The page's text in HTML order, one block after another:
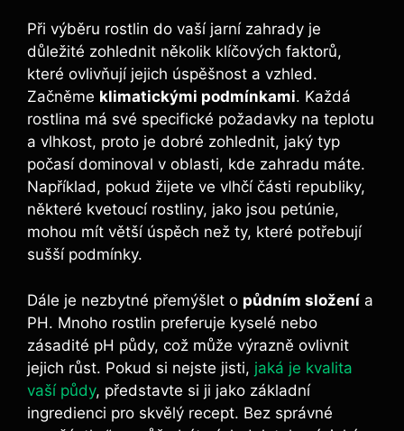
Při výběru rostlin do vaší jarní zahrady je
důležité zohlednit několik klíčových faktorů,
které ovlivňují jejich úspěšnost a vzhled.
Začněme klimatickými podmínkami. Každá
rostlina má své specifické požadavky na teplotu
a vlhkost, proto je dobré zohlednit, jaký typ
počasí dominoval v oblasti, kde zahradu máte.
Například, pokud žijete ve vlhčí části republiky,
některé kvetoucí rostliny, jako jsou petúnie,
mohou mít větší úspěch než ty, které potřebují
sušší podmínky.
Dále je nezbytné přemýšlet o půdním složení a
PH. Mnoho rostlin preferuje kyselé nebo
zásadité pH půdy, což může výrazně ovlivnit
jejich růst. Pokud si nejste jisti, jaká je kvalita
vaší půdy, představte si ji jako základní
ingredienci pro skvělý recept. Bez správné